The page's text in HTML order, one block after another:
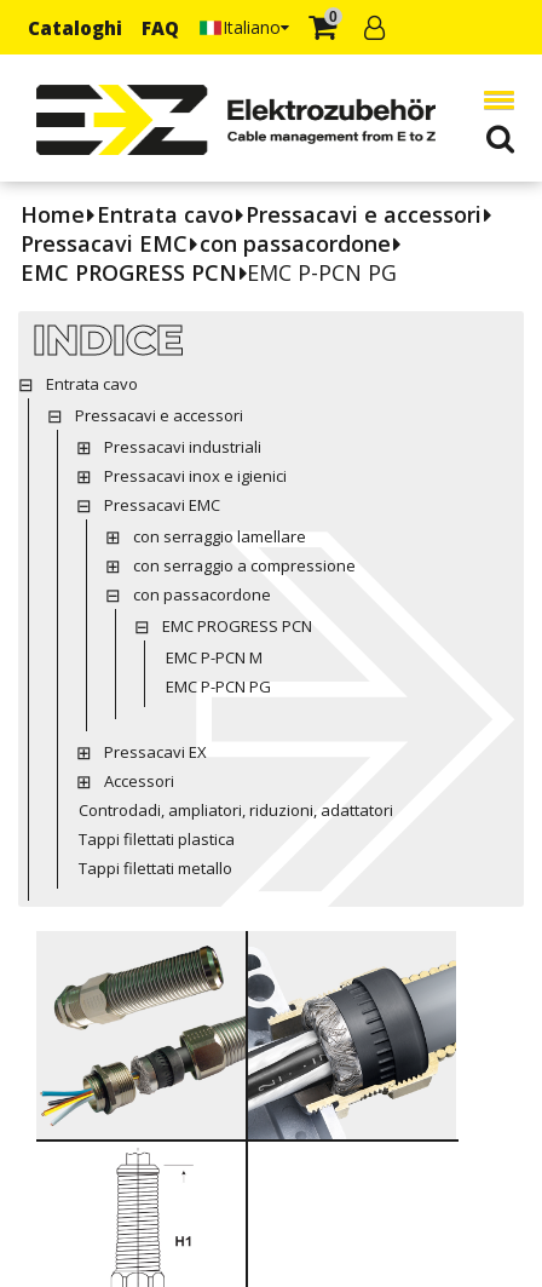
Cataloghi FAQ Italiano 0
Home Entrata cavo Pressacavi e accessori
Pressacavi EMC con passacordone
EMC PROGRESS PCN EMC P-PCN PG
INDICE
Entrata cavo
Pressacavi e accessori
Pressacavi industriali
Pressacavi inox e igienici
Pressacavi EMC
con serraggio lamellare
con serraggio a compressione
con passacordone
EMC PROGRESS PCN
EMC P-PCN M
EMC P-PCN PG
Pressacavi EX
Accessori
Controdadi, ampliatori, riduzioni, adattatori
Tappi filettati plastica
Tappi filettati metallo